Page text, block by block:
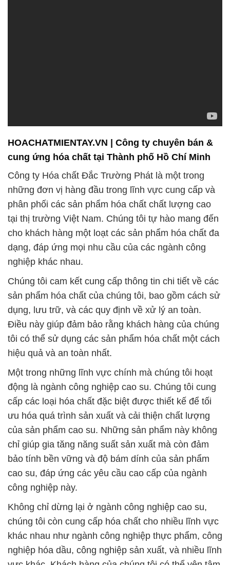
Không chỉ dừng lại ở ngành công nghiệp cao su,
chúng tôi còn cung cấp hóa chất cho nhiều lĩnh vực
khác nhau như ngành công nghiệp thực phẩm, công
nghiệp hóa dầu, công nghiệp sản xuất, và nhiều lĩnh
vực khác. Khách hàng của chúng tôi có thể yên tâm
về sự đa dạng và chất lượng của sản phẩm. Chúng
tôi luôn nỗ lực không ngừng để đáp ứng và vượt
qua mong đợi của khách hàng trong việc cung cấp
các giải pháp hóa chất tốt nhất cho họ.
Với kinh nghiệm và cam kết của mình, Công ty Hóa
chất Đắc Trường Phát tự hào là đối tác đáng tin cậy
của các doanh nghiệp trong việc cung cấp các sản
phẩm hóa chất đỉnh cao và dịch vụ hỗ trợ chuyên
nghiệp. Chúng tôi luôn sẵn sàng hợp tác với quý
khách hàng để giúp họ đạt được thành công trong
ngành công nghiệp của mình.
# Nơi kinh doanh ← bán Ôxy Già Lỏng þ Hydrogen
Peroxide Thái Lan Solvay
# Nơi chuyên cung cấp ~ kinh doanh Ôxy Già Lỏng
þ Hydrogen Peroxide Thái Lan Solvay
# Địa chỉ thương mại ~ bán Ôxy Già Lỏng þ
Hydrogen Peroxide Thái Lan Solvay
# Đơn vị chuyên phân phối » bán Ôxy Già Lỏng þ
Hydrogen Peroxide Thái Lan Solvay
# Đơn vị chuyên cung cấp © bán Ôxy Già Lỏng þ
# Địa chỉ chuyên cung cấp — bán Ôxy Già Lỏng þ
Hydrogen Peroxide Thái Lan Solvay
# Công ty chuyên cung ứng │ bán Ôxy Già Lỏng þ
Hydrogen Peroxide Thái Lan Solvay